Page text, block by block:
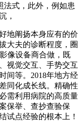
法式，此外，例如患
，
阐扬本身应有的价
大夫的诊断程度，圈
像设备商合做，既
视觉交互、手势交互
间等。2018年地方经
同化成长线。精确性
需利用病院的高质量
保举、查抄查验保
试点经验的根本上！